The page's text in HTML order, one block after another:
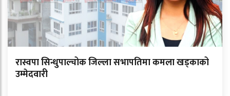
रास्वपा सिन्धुपाल्चोक जिल्ला सभापतिमा कमला खड्काको
उम्मेदवारी